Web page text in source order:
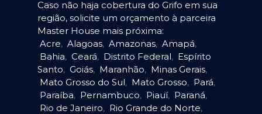
Caso não haja cobertura do Grifo em sua
região, solicite um orçamento à parceira
Master House mais próxima:
Acre, Alagoas, Amazonas, Amapá,
Bahia, Ceará, Distrito Federal, Espírito
Santo, Goiás, Maranhão, Minas Gerais,
Mato Grosso do Sul, Mato Grosso, Pará,
Paraíba, Pernambuco, Piauí, Paraná,
Rio de Janeiro, Rio Grande do Norte,